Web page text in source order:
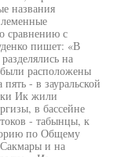
названия
сравнению с
пишет: «В
на
расположены
- в зауральской
Ик жили
в бассейне
- табынцы, к
по Общему
и на